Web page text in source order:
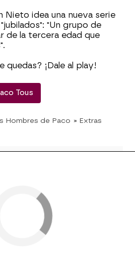
Nieto idea una nueva serie
"Un grupo de
de la tercera edad que
quedas? ¡Dale al play!
Tous
Hombres de Paco » Extras